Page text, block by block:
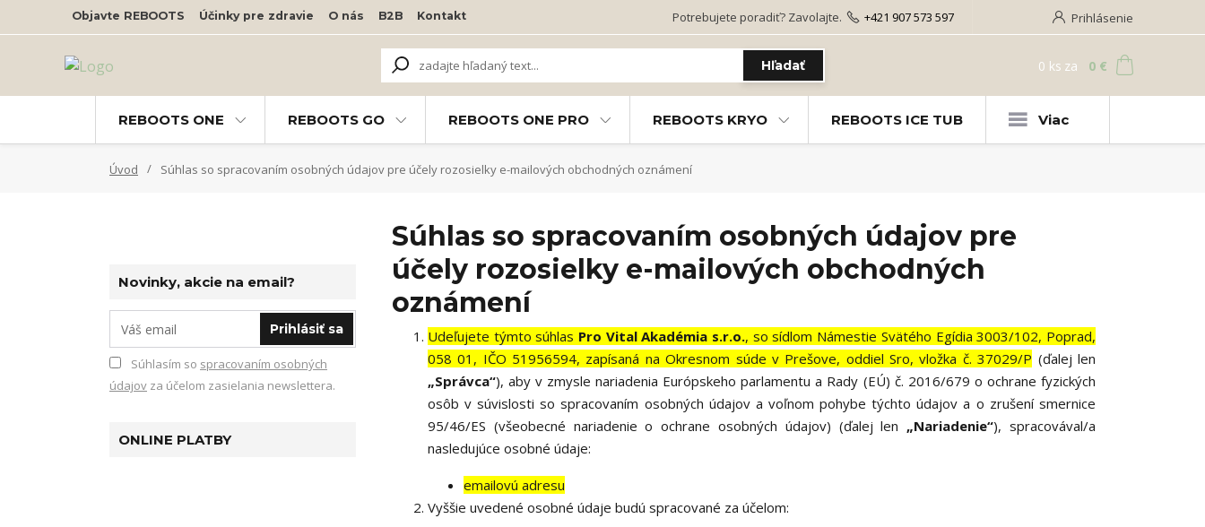
Objavte REBOOTS Účinky pre zdravie O nás B2B Kontakt Prihlásenie
Hľadať
Potrebujete poradiť? Zavolajte. +421 907 573 597
0 ks za 0 €
REBOOTS ONE REBOOTS GO REBOOTS ONE PRO REBOOTS KRYO REBOOTS ICE TUB Viac
Úvod Súhlas so spracovaním osobných údajov pre účely rozosielky e-mailových obchodných oznámení
Novinky, akcie na email?
Prihlásiť sa
Súhlasím so spracovaním osobných
údajov za účelom zasielania newslettera.
ONLINE PLATBY
Súhlas so spracovaním osobných údajov pre
účely rozosielky e-mailových obchodných
oznámení
Udeľujete týmto súhlas Pro Vital Akadémia s.r.o., so sídlom Námestie Svätého Egídia 3003/102, Poprad,
058 01, IČO 51956594, zapísaná na Okresnom súde v Prešove, oddiel Sro, vložka č. 37029/P (ďalej len
„Správca“), aby v zmysle nariadenia Európskeho parlamentu a Rady (EÚ) č. 2016/679 o ochrane fyzických
osôb v súvislosti so spracovaním osobných údajov a voľnom pohybe týchto údajov a o zrušení smernice
95/46/ES (všeobecné nariadenie o ochrane osobných údajov) (ďalej len „Nariadenie“), spracovával/a
nasledujúce osobné údaje:
emailovú adresu
Vyššie uvedené osobné údaje budú spracované za účelom: